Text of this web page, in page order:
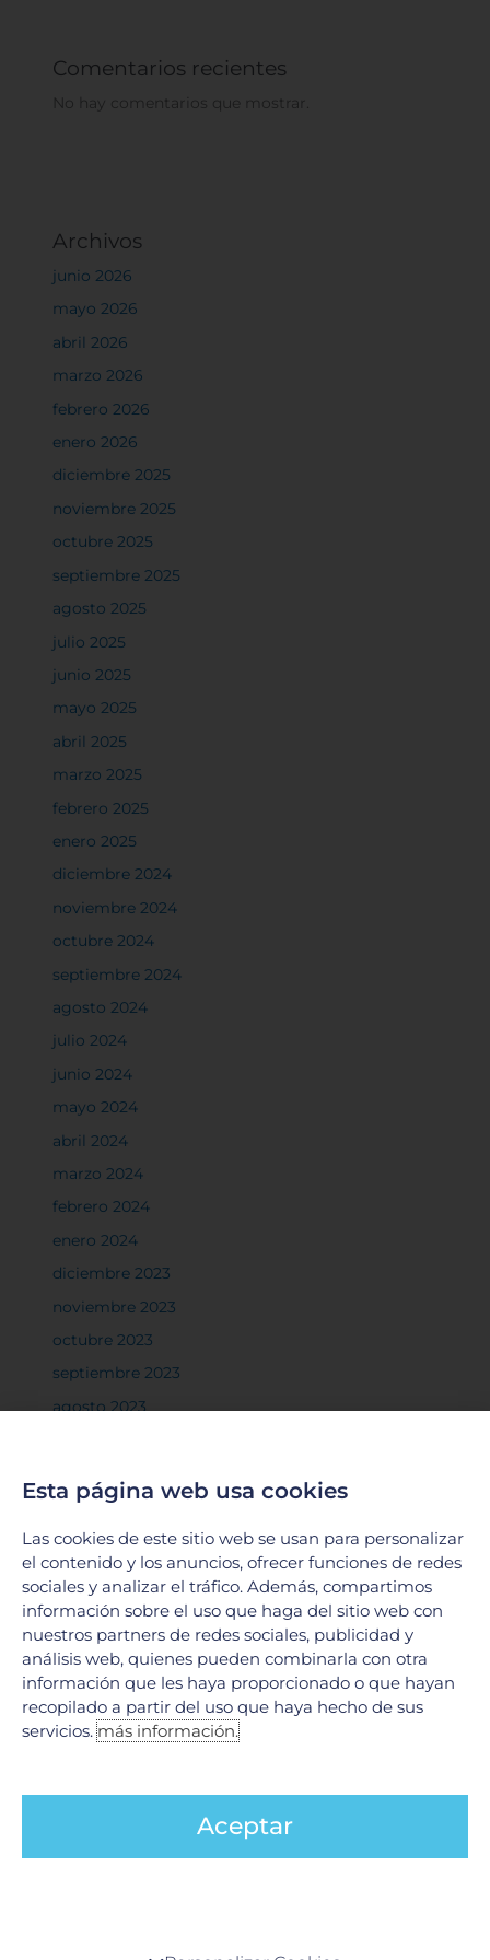
Comentarios recientes
No hay comentarios que mostrar.
Archivos
junio 2026
mayo 2026
abril 2026
marzo 2026
febrero 2026
enero 2026
diciembre 2025
noviembre 2025
octubre 2025
septiembre 2025
agosto 2025
julio 2025
junio 2025
mayo 2025
abril 2025
marzo 2025
febrero 2025
enero 2025
diciembre 2024
noviembre 2024
octubre 2024
septiembre 2024
agosto 2024
julio 2024
junio 2024
mayo 2024
abril 2024
marzo 2024
febrero 2024
enero 2024
diciembre 2023
noviembre 2023
octubre 2023
septiembre 2023
agosto 2023
mayo 2023
abril 2023
marzo 2023
febrero 2023
enero 2023
diciembre 2022
noviembre 2022
octubre 2022
Esta página web usa cookies
Las cookies de este sitio web se usan para personalizar
el contenido y los anuncios, ofrecer funciones de redes
sociales y analizar el tráfico. Además, compartimos
información sobre el uso que haga del sitio web con
nuestros partners de redes sociales, publicidad y
análisis web, quienes pueden combinarla con otra
información que les haya proporcionado o que hayan
recopilado a partir del uso que haya hecho de sus
servicios.más información.
Aceptar